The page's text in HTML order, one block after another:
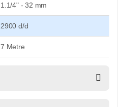
1.1/4" - 32 mm
2900 d/d
7 Metre